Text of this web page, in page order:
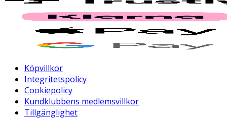
Köpvillkor
Integritetspolicy
Cookiepolicy
Kundklubbens medlemsvillkor
Tillgänglighet